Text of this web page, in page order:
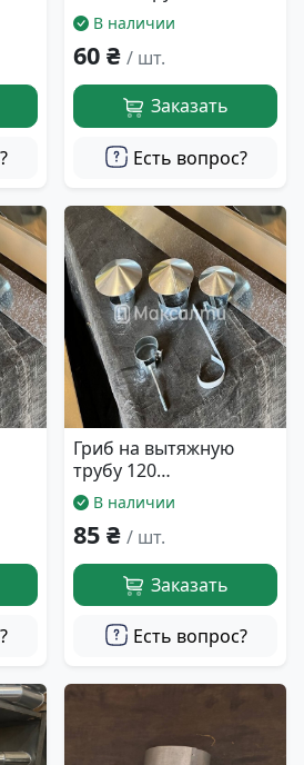
(диаметр 100 мм.)
В наличии
60 ₴ / шт.
Заказать
Есть вопрос?
Гриб на вытяжную
трубу 120
оцинкованный
В наличии
85 ₴ / шт.
Заказать
Есть вопрос?